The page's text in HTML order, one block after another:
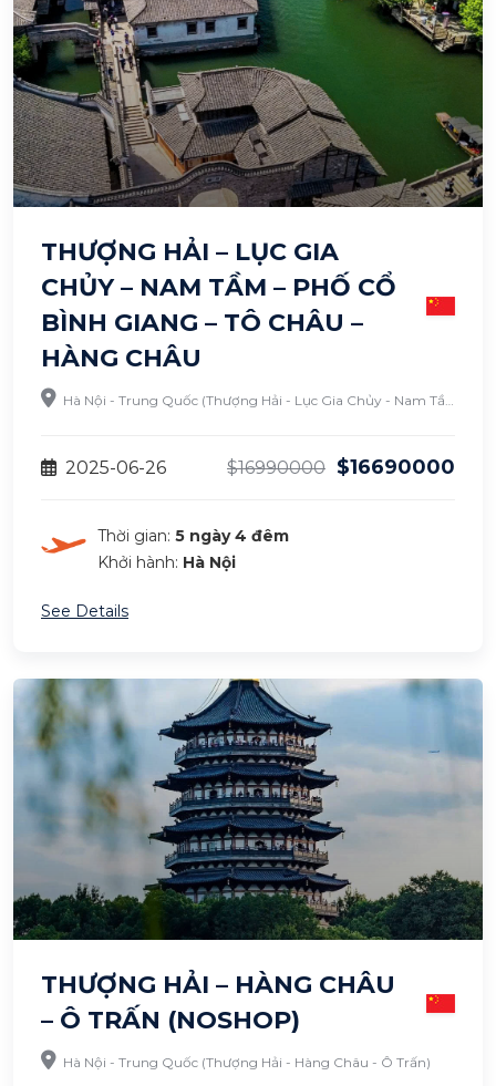
THƯỢNG HẢI – LỤC GIA
CHỦY – NAM TẦM – PHỐ CỔ
BÌNH GIANG – TÔ CHÂU –
HÀNG CHÂU
Hà Nội - Trung Quốc (Thượng Hải - Lục Gia Chủy - Nam Tầm - Phố Cổ Bình Giang - Tô Châu - Hàng Châu)
2025-06-26 $16990000 $16690000
Thời gian: 5 ngày 4 đêm
Khởi hành: Hà Nội
See Details
THƯỢNG HẢI – HÀNG CHÂU
– Ô TRẤN (NOSHOP)
Hà Nội - Trung Quốc (Thượng Hải - Hàng Châu - Ô Trấn)